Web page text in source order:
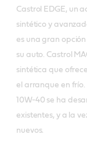
Castrol EDGE, un
sintético y
es una gran
su auto. Castrol
sintética que
el arranque en
10W-40 se ha
existentes, y a la
nuevos.